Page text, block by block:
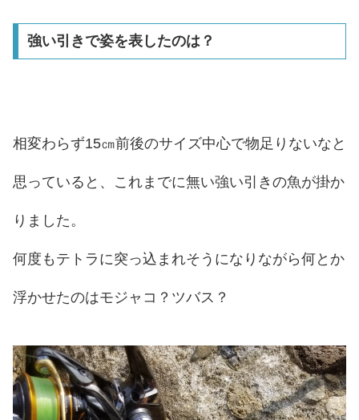
強い引きで姿を表したのは？
相変わらず15㎝前後のサイズ中心で物足りないなと
思っていると、これまでに無い強い引きの魚が掛か
りました。
何度もテトラに突っ込まれそうになりながら何とか
浮かせたのはモジャコ？ツバス？